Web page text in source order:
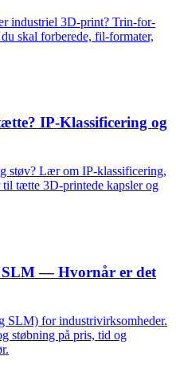
industriel 3D-print? Trin-for-
skal forberede, fil-formater,
IP-Klassificering og
støv? Lær om IP-klassificering,
tætte 3D-printede kapsler og
— Hvornår er det
for industrivirksomheder.
støbning på pris, tid og